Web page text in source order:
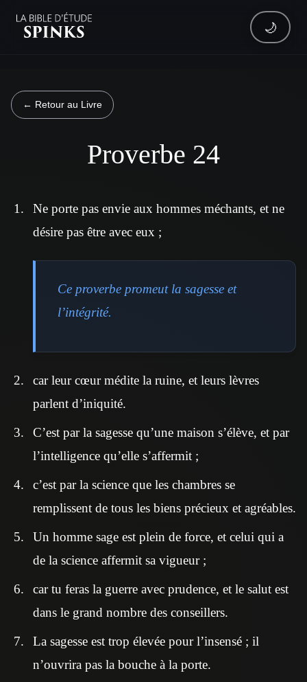
🌙
← Retour au Livre
Proverbe 24
Ne porte pas envie aux hommes méchants, et ne
désire pas être avec eux ;
Ce proverbe promeut la sagesse et
l’intégrité.
car leur cœur médite la ruine, et leurs lèvres
parlent d’iniquité.
C’est par la sagesse qu’une maison s’élève, et par
l’intelligence qu’elle s’affermit ;
c’est par la science que les chambres se
remplissent de tous les biens précieux et agréables.
Un homme sage est plein de force, et celui qui a
de la science affermit sa vigueur ;
car tu feras la guerre avec prudence, et le salut est
dans le grand nombre des conseillers.
La sagesse est trop élevée pour l’insensé ; il
n’ouvrira pas la bouche à la porte.